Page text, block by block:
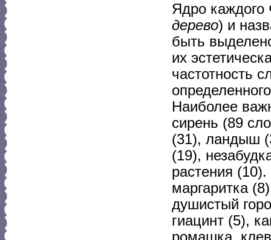
Ядро каждого
дерево) и
быть
их
частотность
Наиболее
сирень (89
(31), ландыш
(19),
растения
маргаритка
душистый
гиацинт (5),
ромашка,